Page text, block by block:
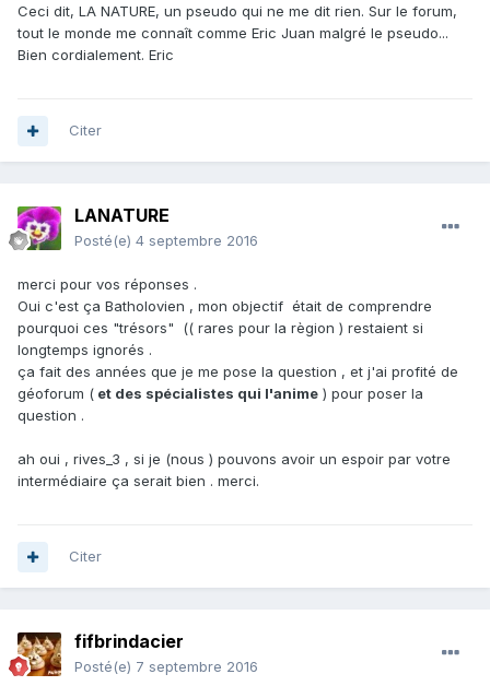
Ceci dit, LA NATURE, un pseudo qui ne me dit rien. Sur le forum,
tout le monde me connaît comme Eric Juan malgré le pseudo...
Bien cordialement. Eric
Citer
LANATURE
Posté(e) 4 septembre 2016
merci pour vos réponses .
Oui c'est ça Batholovien , mon objectif était de comprendre
pourquoi ces "trésors" (( rares pour la règion ) restaient si
longtemps ignorés .
ça fait des années que je me pose la question , et j'ai profité de
géoforum ( et des spécialistes qui l'anime ) pour poser la
question .
ah oui , rives_3 , si je (nous ) pouvons avoir un espoir par votre
intermédiaire ça serait bien . merci.
Citer
fifbrindacier
Posté(e) 7 septembre 2016